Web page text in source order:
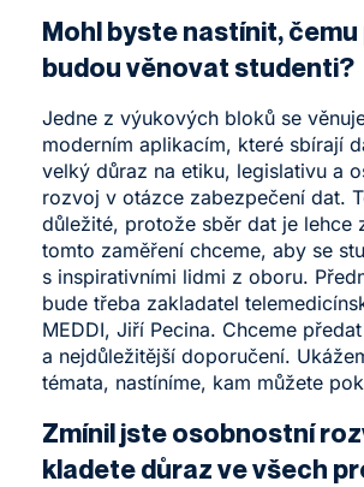
Mohl byste nastínit, čemu
budou věnovat studenti?
Jedne z výukových bloků se
moderním aplikacím, které sbírají
velký důraz na etiku, legislativu a
rozvoj v otázce zabezpečení dat.
důležité, protože sběr dat je lehce
tomto zaměření chceme, aby se
s inspirativními lidmi z oboru.
bude třeba zakladatel
MEDDI, Jiří Pecina. Chceme
a nejdůležitější doporučení.
témata, nastíníme, kam můžete
Zmínil jste osobnostní
kladete důraz ve všech